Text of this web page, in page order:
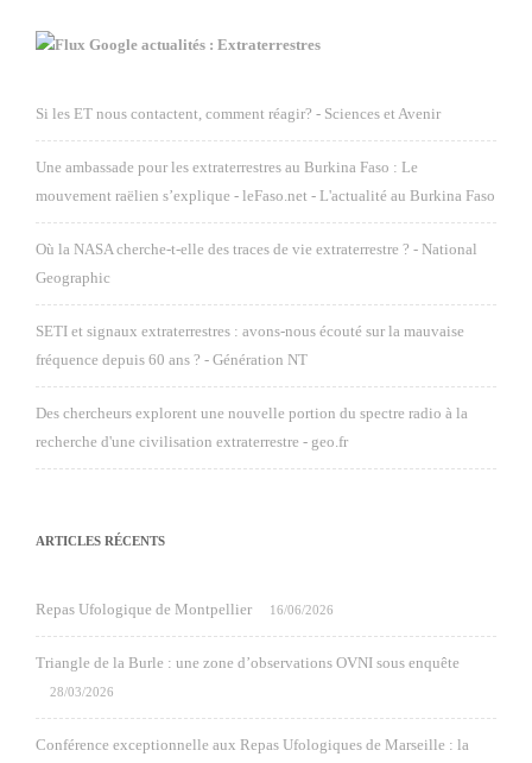
Google actualités : Extraterrestres
Si les ET nous contactent, comment réagir? - Sciences et Avenir
Une ambassade pour les extraterrestres au Burkina Faso : Le
mouvement raëlien s’explique - leFaso.net - L'actualité au Burkina Faso
Où la NASA cherche-t-elle des traces de vie extraterrestre ? - National
Geographic
SETI et signaux extraterrestres : avons-nous écouté sur la mauvaise
fréquence depuis 60 ans ? - Génération NT
Des chercheurs explorent une nouvelle portion du spectre radio à la
recherche d'une civilisation extraterrestre - geo.fr
ARTICLES RÉCENTS
Repas Ufologique de Montpellier 16/06/2026
Triangle de la Burle : une zone d’observations OVNI sous enquête
28/03/2026
Conférence exceptionnelle aux Repas Ufologiques de Marseille : la